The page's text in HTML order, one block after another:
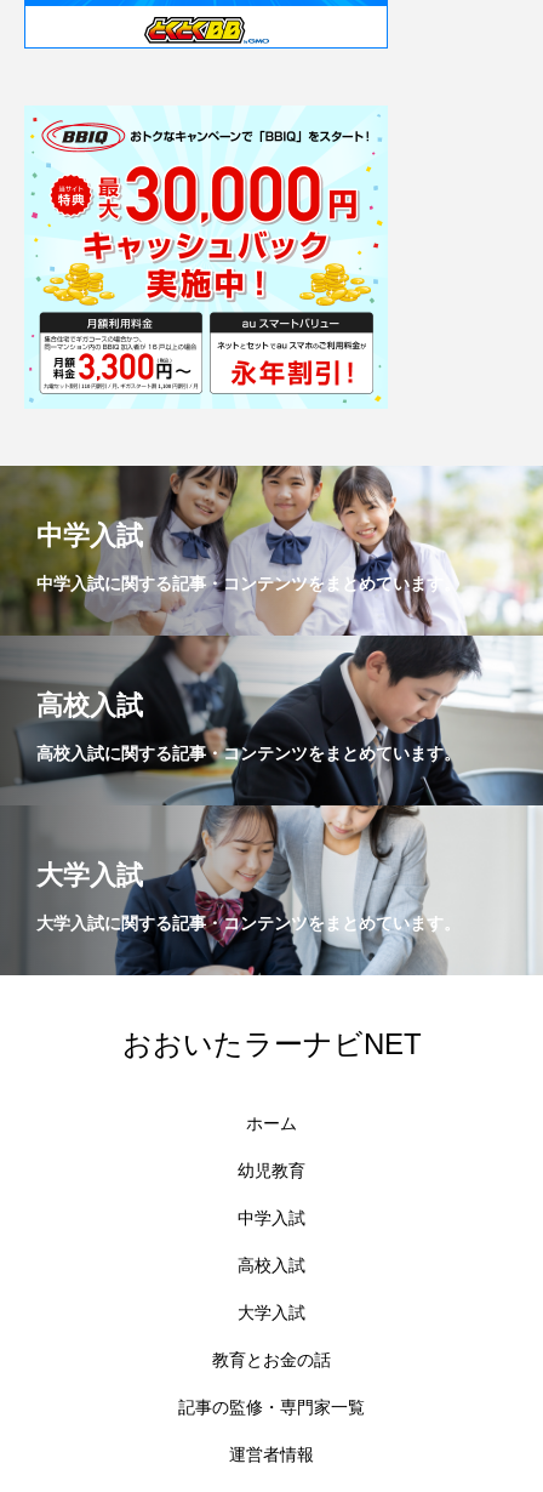
中学入試
中学入試に関する記事・コンテンツをまとめています。
高校入試
高校入試に関する記事・コンテンツをまとめています。
大学入試
大学入試に関する記事・コンテンツをまとめています。
おおいたラーナビNET
ホーム
幼児教育
中学入試
高校入試
大学入試
教育とお金の話
記事の監修・専門家一覧
運営者情報